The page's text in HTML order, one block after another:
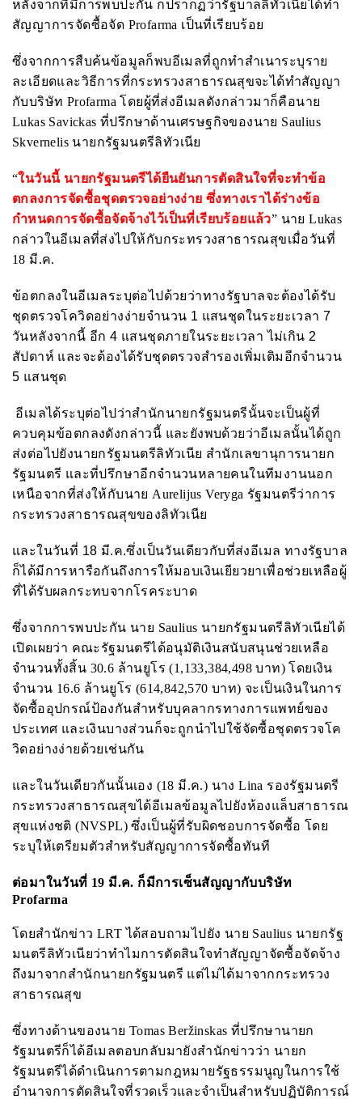
หลังจากที่มีการพบปะกัน ก็ปรากฏว่ารัฐบาลลิทัวเนียได้ทำ
สัญญาการจัดซื้อจัด Profarma เป็นที่เรียบร้อย
ซึ่งจากการสืบค้นข้อมูลก็พบอีเมลที่ถูกทำสำเนาระบุราย
ละเอียดและวิธีการที่กระทรวงสาธารณสุขจะได้ทำสัญญา
กับบริษัท Profarmaโดยผู้ที่ส่งอีเมลดังกล่าวมาก็คือนาย
Lukas Savickas ที่ปรึกษาด้านเศรษฐกิจของนาย Saulius
Skvernelis นายกรัฐมนตรีลิทัวเนีย
“ในวันนี้ นายกรัฐมนตรีได้ยืนยันการตัดสินใจที่จะทำข้อ
ตกลงการจัดซื้อชุดตรวจอย่างง่าย ซึ่งทางเราได้ร่างข้อ
กำหนดการจัดซื้อจัดจ้างไว้เป็นที่เรียบร้อยแล้ว” นายLukas
กล่าวในอีเมลที่ส่งไปให้กับกระทรวงสาธารณสุขเมื่อวันที่
18 มี.ค.
ข้อตกลงในอีเมลระบุต่อไปด้วยว่าทางรัฐบาลจะต้องได้รับ
ชุดตรวจโควิดอย่างง่ายจำนวน 1 แสนชุดในระยะเวลา 7
วันหลังจากนี้ อีก 4 แสนชุดภายในระยะเวลา ไม่เกิน 2
สัปดาห์ และจะต้องได้รับชุดตรวจสำรองเพิ่มเติมอีกจำนวน
5 แสนชุด
อีเมลได้ระบุต่อไปว่าสำนักนายกรัฐมนตรีนั้นจะเป็นผู้ที่
ควบคุมข้อตกลงดังกล่าวนี้ และยังพบด้วยว่าอีเมลนั้นได้ถูก
ส่งต่อไปยังนายกรัฐมนตรีลิทัวเนีย สำนักเลขานุการนายก
รัฐมนตรี และที่ปรึกษาอีกจำนวนหลายคนในทีมงานนอก
เหนือจากที่ส่งให้กับนาย Aurelijus Veryga รัฐมนตรีว่าการ
กระทรวงสาธารณสุขของลิทัวเนีย
และในวันที่ 18 มี.ค.ซึ่งเป็นวันเดียวกับที่ส่งอีเมล ทางรัฐบาล
ก็ได้มีการหารือกันถึงการให้มอบเงินเยียวยาเพื่อช่วยเหลือผู้
ที่ได้รับผลกระทบจากโรคระบาด
ซึ่งจากการพบปะกัน นาย Saulius นายกรัฐมนตรีลิทัวเนียได้
เปิดเผยว่า คณะรัฐมนตรีได้อนุมัติเงินสนับสนุนช่วยเหลือ
จำนวนทั้งสิ้น 30.6 ล้านยูโร (1 ,133,384,498 บาท) โดยเงิน
จำนวน 16.6 ล้านยูโร (614,842,570 บาท) จะเป็นเงินในการ
จัดซื้ออุปกรณ์ป้องกันสำหรับบุคลากรทางการแพทย์ของ
ประเทศ และเงินบางส่วนก็จะถูกนำไปใช้จัดซื้อชุดตรวจโค
วิดอย่างง่ายด้วยเช่นกัน
และในวันเดียวกันนั้นเอง (18 มี.ค.) นาง Lina รองรัฐมนตรี
กระทรวงสาธารณสุขได้อีเมลข้อมูลไปยังห้องแล็บสาธารณ
สุขแห่งชติ (NVSPL) ซึ่งเป็นผู้ที่รับผิดชอบการจัดซื้อ โดย
ระบุให้เตรียมตัวสำหรับสัญญาการจัดซื้อทันที
ต่อมาในวันที่ 19 มี.ค. ก็มีการเซ็นสัญญากับบริษัท
Profarma
โดยสำนักข่าวLRTได้สอบถามไปยัง นาย Saulius นายกรัฐ
มนตรีลิทัวเนียว่าทำไมการตัดสินใจทำสัญญาจัดซื้อจัดจ้าง
ถึงมาจากสำนักนายกรัฐมนตรี แต่ไม่ได้มาจากกระทรวง
สาธารณสุข
ซึ่งทางด้านของนาย Tomas Beržinskas ที่ปรึกษานายก
รัฐมนตรีก็ได้อีเมลตอบกลับมายังสำนักข่าวว่า นายก
รัฐมนตรีได้ดำเนินการตามกฎหมายรัฐธรรมนูญในการใช้
อำนาจการตัดสินใจที่รวดเร็วและจำเป็นสำหรับปฏิบัติการณ์